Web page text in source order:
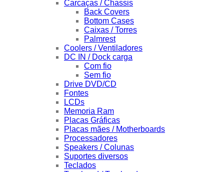
Carcaças / Chassis
Back Covers
Bottom Cases
Caixas / Torres
Palmrest
Coolers / Ventiladores
DC IN / Dock carga
Com fio
Sem fio
Drive DVD/CD
Fontes
LCDs
Memoria Ram
Placas Gráficas
Placas mães / Motherboards
Processadores
Speakers / Colunas
Suportes diversos
Teclados